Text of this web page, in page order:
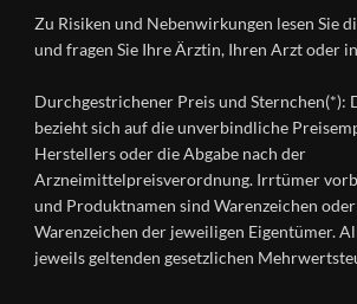
Datenschutz
Nutzungsbedingungen
Ratgeber
Wirkstoffe
Gesundheitsmagazin
Händlerlogin
Instagram
Zu Risiken und Nebenwirkungen lesen Sie
und fragen Sie Ihre Ärztin, Ihren Arzt oder
Durchgestrichener Preis und Sternchen(*):
bezieht sich auf die unverbindliche
Herstellers oder die Abgabe nach der
Arzneimittelpreisverordnung. Irrtümer
und Produktnamen sind Warenzeichen
Warenzeichen der jeweiligen Eigentümer.
jeweils geltenden gesetzlichen